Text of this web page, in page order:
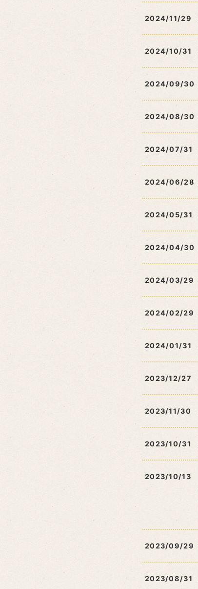
2024/11/29
2024/10/31
2024/09/30
2024/08/30
2024/07/31
2024/06/28
2024/05/31
2024/04/30
2024/03/29
2024/02/29
2024/01/31
2023/12/27
2023/11/30
2023/10/31
2023/10/13
2023/09/29
2023/08/31